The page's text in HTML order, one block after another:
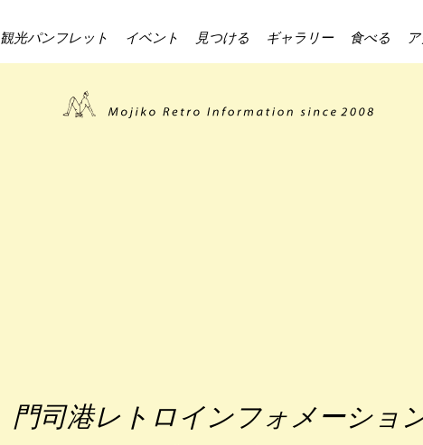
観光パンフレット イベント 見つける ギャラリー 食べる
門司港レトロインフォメーショ